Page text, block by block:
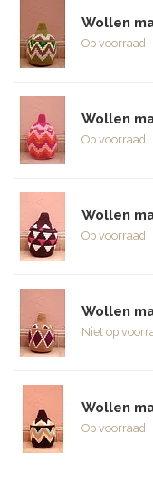
Wollen
Op voorraad
Wollen
Op voorraad
Wollen
Op voorraad
Wollen
Niet op
Wollen
Op voorraad